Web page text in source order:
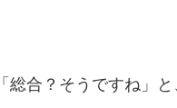
合？そうですね」